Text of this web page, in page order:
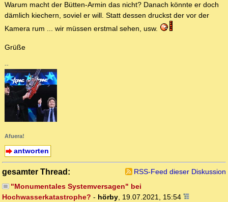
Warum macht der Bütten-Armin das nicht? Danach könnte er doch
dämlich kiechern, soviel er will. Statt dessen druckst der vor der
Kamera rum ... wir müssen erstmal sehen, usw.
Grüße
--
Afuera!
antworten
gesamter Thread:
RSS-Feed dieser Diskussion
"Monumentales Systemversagen" bei
Hochwasserkatastrophe? - hörby 19.07.2021, 15:54